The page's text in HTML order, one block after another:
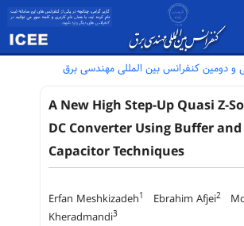
و دومین کنفرانس بین المللی مهندسی برق
A New High Step-Up Quasi Z-
DC Converter Using Buffer
Capacitor Techniques
Erfan Meshkizadeh1 Ebrahim Afjei2
Kheradmandi3